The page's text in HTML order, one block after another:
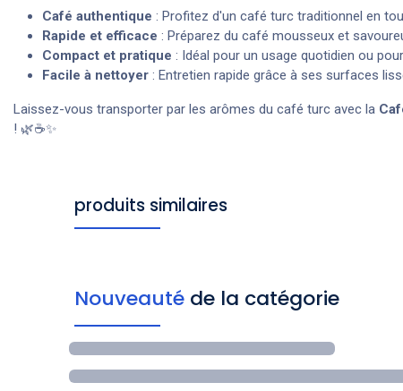
Café authentique : Profitez d'un café turc traditionnel en
Rapide et efficace : Préparez du café mousseux et
Compact et pratique : Idéal pour un usage quotidien ou
Facile à nettoyer : Entretien rapide grâce à ses surfaces
Laissez-vous transporter par les arômes du café turc avec la
! 🌿☕✨
produits similaires
Nouveauté de la catégorie